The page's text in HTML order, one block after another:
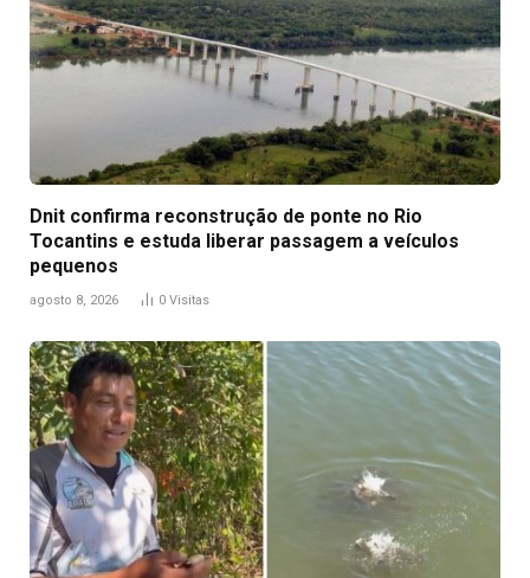
Dnit confirma reconstrução de ponte no Rio
Tocantins e estuda liberar passagem a veículos
pequenos
agosto 8, 2026 0 Visitas